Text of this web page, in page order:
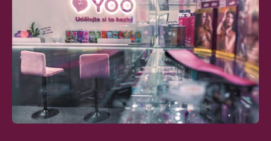
100% diskrétní balení
Nikdo nepozná, co jste si objednali. Mrkněte,
vypadá balíček.
Dodání do 2. dne
Na rychlosti záleží! Vše důležité máme
a okamžitě odesíláme.